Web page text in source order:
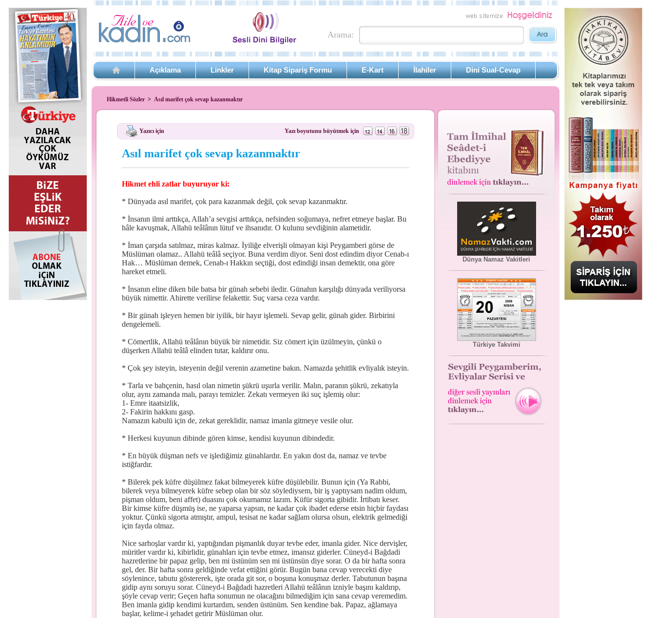
Arama:
Açıklama Linkler Kitap Sipariş Formu E-Kart İlahiler Dini Sual-Cevap
Hikmetli Sözler > Asıl marifet çok sevap kazanmaktır
Yazıcı için Yazı boyutunu büyütmek için
Asıl marifet çok sevap kazanmaktır
Hikmet ehli zatlar buyuruyor ki:
* Dünyada asıl marifet, çok para kazanmak değil, çok sevap kazanmaktır.
* İnsanın ilmi arttıkça, Allah’a sevgisi arttıkça, nefsinden soğumaya, nefret etmeye başlar. Bu
hâle kavuşmak, Allahü teâlânın lütuf ve ihsanıdır. O kulunu sevdiğinin alametidir.
* İman çarşıda satılmaz, miras kalmaz. İyiliğe elverişli olmayan kişi Peygamberi görse de
Müslüman olamaz.. Allahü teâlâ seçiyor. Buna verdim diyor. Seni dost edindim diyor Cenab-ı
Hak… Müslüman demek, Cenab-ı Hakkın seçtiği, dost edindiği insan demektir, ona göre
hareket etmeli.
* İnsanın eline diken bile batsa bir günah sebebi iledir. Günahın karşılığı dünyada veriliyorsa
büyük nimettir. Ahirette verilirse felakettir. Suç varsa ceza vardır.
* Bir günah işleyen hemen bir iyilik, bir hayır işlemeli. Sevap gelir, günah gider. Birbirini
dengelemeli.
* Cömertlik, Allahü teâlânın büyük bir nimetidir. Siz cömert için üzülmeyin, çünkü o
düşerken Allahü teâlâ elinden tutar, kaldırır onu.
* Çok şey isteyin, isteyenin değil verenin azametine bakın. Namazda şehitlik evliyalık isteyin.
* Tarla ve bahçenin, hasıl olan nimetin şükrü uşurla verilir. Malın, paranın şükrü, zekatıyla
olur, aynı zamanda malı, parayı temizler. Zekatı vermeyen iki suç işlemiş olur:
1- Emre itaatsizlik,
2- Fakirin hakkını gasp.
Namazın kabulü için de, zekat gereklidir, namaz imanla gitmeye vesile olur.
* Herkesi kuyunun dibinde gören kimse, kendisi kuyunun dibindedir.
* En büyük düşman nefs ve işlediğimiz günahlardır. En yakın dost da, namaz ve tevbe
istiğfardır.
* Bilerek pek küfre düşülmez fakat bilmeyerek küfre düşülebilir. Bunun için (Ya Rabbi,
bilerek veya bilmeyerek küfre sebep olan bir söz söylediysem, bir iş yaptıysam nadim oldum,
pişman oldum, beni affet) duasını çok okumamız lazım. Küfür sigorta gibidir. İrtibatı keser.
Bir kimse küfre düşmüş ise, ne yaparsa yapsın, ne kadar çok ibadet ederse etsin hiçbir faydası
yoktur. Çünkü sigorta atmıştır, ampul, tesisat ne kadar sağlam olursa olsun, elektrik gelmediği
için fayda olmaz.
Nice sarhoşlar vardır ki, yaptığından pişmanlık duyar tevbe eder, imanla gider. Nice dervişler,
müritler vardır ki, kibirlidir, günahları için tevbe etmez, imansız giderler. Cüneyd-i Bağdadi
hazretlerine bir papaz gelip, ben mi üstünüm sen mi üstünsün diye sorar. O da bir hafta sonra
gel, der. Bir hafta sonra geldiğinde vefat ettiğini görür. Bugün bana cevap verecekti diye
söylenince, tabutu göstererek, işte orada git sor, o boşuna konuşmaz derler. Tabutunun başına
gidip aynı soruyu sorar. Cüneyd-i Bağdadi hazretleri Allahü teâlânın izniyle başını kaldırıp,
şöyle cevap verir; Geçen hafta sonumun ne olacağını bilmediğim için sana cevap veremedim.
Ben imanla gidip kendimi kurtardım, senden üstünüm. Sen kendine bak. Papaz, ağlamaya
başlar, kelime-i şehadet getirir Müslüman olur.
Dünya Namaz Vakitleri
Türkiye Takvimi